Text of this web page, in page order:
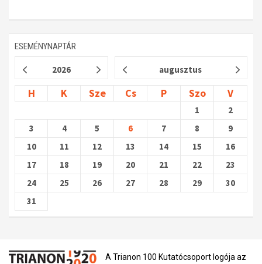
ESEMÉNYNAPTÁR
2026 augusztus
H K Sze Cs P Szo V
1
2
3
4 5 6 7 8
9
10
11 12 13 14 15
16
17
18 19 20 21 22
23
24
25 26 27 28 29
30
31
A Trianon 100 Kutatócsoport logója az